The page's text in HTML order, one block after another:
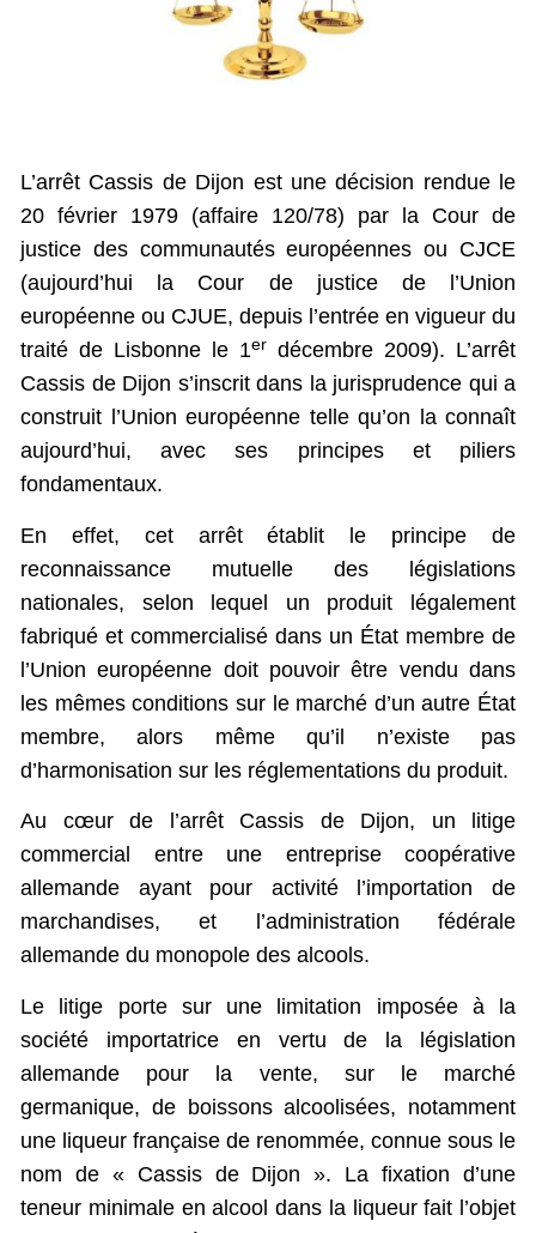
L’arrêt Cassis de Dijon est une décision rendue le
20 février 1979 (affaire 120/78) par la Cour de
justice des communautés européennes ou CJCE
(aujourd’hui la Cour de justice de l’Union
européenne ou CJUE, depuis l’entrée en vigueur du
traité de Lisbonne le 1er décembre 2009). L’arrêt
Cassis de Dijon s’inscrit dans la jurisprudence qui a
construit l’Union européenne telle qu’on la connaît
aujourd’hui, avec ses principes et piliers
fondamentaux.
En effet, cet arrêt établit le principe de
reconnaissance mutuelle des législations
nationales, selon lequel un produit légalement
fabriqué et commercialisé dans un État membre de
l’Union européenne doit pouvoir être vendu dans
les mêmes conditions sur le marché d’un autre État
membre, alors même qu’il n’existe pas
d’harmonisation sur les réglementations du produit.
Au cœur de l’arrêt Cassis de Dijon, un litige
commercial entre une entreprise coopérative
allemande ayant pour activité l’importation de
marchandises, et l’administration fédérale
allemande du monopole des alcools.
Le litige porte sur une limitation imposée à la
société importatrice en vertu de la législation
allemande pour la vente, sur le marché
germanique, de boissons alcoolisées, notamment
une liqueur française de renommée, connue sous le
nom de « Cassis de Dijon ». La fixation d’une
teneur minimale en alcool dans la liqueur fait l’objet